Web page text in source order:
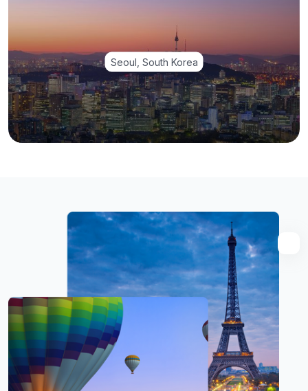
Seoul, South Korea